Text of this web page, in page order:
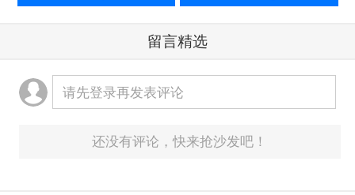
留言精选
请先登录再发表评论
还没有评论，快来抢沙发吧！